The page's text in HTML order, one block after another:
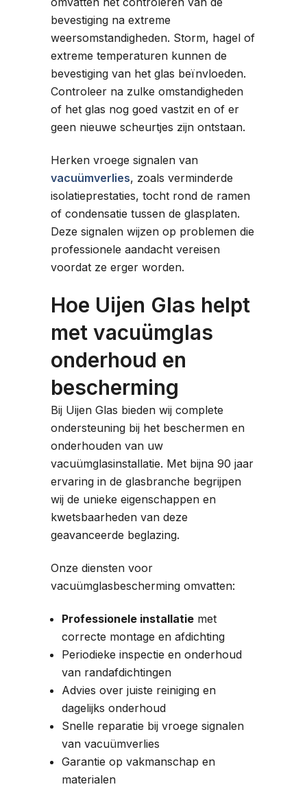
bevestiging na extreme
weersomstandigheden. Storm, hagel of
extreme temperaturen kunnen de
bevestiging van het glas beïnvloeden.
Controleer na zulke omstandigheden
of het glas nog goed vastzit en of er
geen nieuwe scheurtjes zijn ontstaan.
Herken vroege signalen van
vacuümverlies, zoals verminderde
isolatieprestaties, tocht rond de ramen
of condensatie tussen de glasplaten.
Deze signalen wijzen op problemen die
professionele aandacht vereisen
voordat ze erger worden.
Hoe Uijen Glas helpt
met vacuümglas
onderhoud en
bescherming
Bij Uijen Glas bieden wij complete
ondersteuning bij het beschermen en
onderhouden van uw
vacuümglasinstallatie. Met bijna 90 jaar
ervaring in de glasbranche begrijpen
wij de unieke eigenschappen en
kwetsbaarheden van deze
geavanceerde beglazing.
Onze diensten voor
vacuümglasbescherming omvatten:
Professionele installatie met
correcte montage en afdichting
Periodieke inspectie en onderhoud
van randafdichtingen
Advies over juiste reiniging en
dagelijks onderhoud
Snelle reparatie bij vroege signalen
van vacuümverlies
Garantie op vakmanschap en
materialen